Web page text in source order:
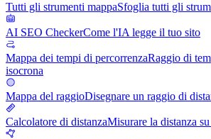
Tutti gli strumenti mappaSfoglia tutti gli
AI SEO CheckerCome l'IA legge il tuo sito
Mappa dei tempi di percorrenzaRaggio di
isocrona
Mappa del raggioDisegnare un raggio di
Calcolatore di distanzaMisurare la distanza